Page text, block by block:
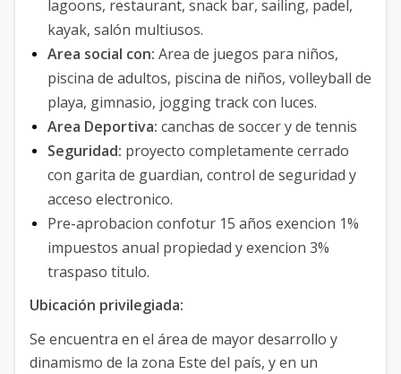
lagoons, restaurant, snack bar, sailing, padel,
kayak, salón multiusos.
Area social con: Area de juegos para niños,
piscina de adultos, piscina de niños, volleyball de
playa, gimnasio, jogging track con luces.
Area Deportiva: canchas de soccer y de tennis
Seguridad: proyecto completamente cerrado
con garita de guardian, control de seguridad y
acceso electronico.
Pre-aprobacion confotur 15 años exencion 1%
impuestos anual propiedad y exencion 3%
traspaso titulo.
Ubicación privilegiada:
Se encuentra en el área de mayor desarrollo y
dinamismo de la zona Este del país, y en un